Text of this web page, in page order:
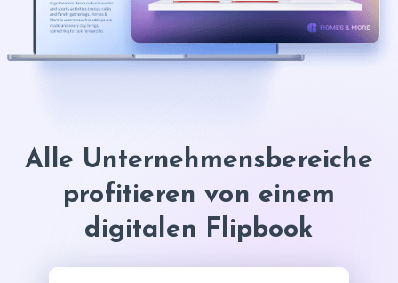
Alle Unternehmens­bereiche
profitieren von einem
digitalen Flipbook